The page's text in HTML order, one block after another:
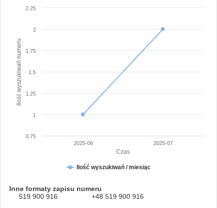
Czas
Ilość wyszukiwań numeru
Ilość wyszukiwań / miesiąc
2025-06 2025-07
0.75
1
1.25
1.5
1.75
2
2.25
Inne formaty zapisu numeru
519 900 916
+48 519 900 916